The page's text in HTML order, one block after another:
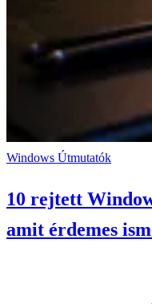
Windows Útmutatók
10 rejtett
amit érdemes